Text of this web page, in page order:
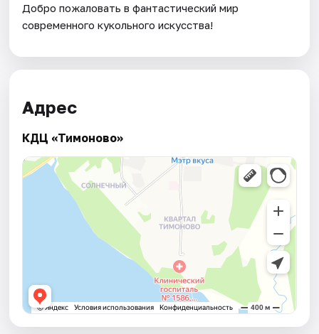
Добро пожаловать в фантастический мир
современного кукольного искусства!
Адрес
КДЦ «Тимоново»